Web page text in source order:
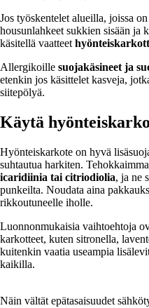
Jos työskentelet alueilla, joissa
housunlahkeet sukkien sisään ja
käsitellä vaatteet
Allergikoille suojakäsineet ja
etenkin jos käsittelet kasveja,
siitepölyä.
Käytä
Hyönteiskarkote on hyvä
suhtautua harkiten.
icaridiinia tai citriodiolia, ja ne
punkeilta. Noudata aina
rikkoutuneelle iholle.
Luonnonmukaisia vaihtoehtoja
karkotteet, kuten sitronella,
kuitenkin vaatia useampia
kaikilla.
Näin vältät epätasaisuudet